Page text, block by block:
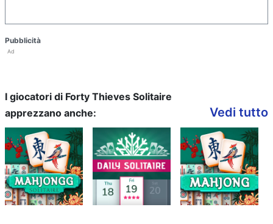
Pubblicità
Ad
I giocatori di Forty Thieves Solitaire
apprezzano anche:
Vedi tutto